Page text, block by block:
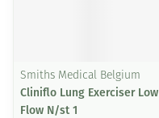
Smiths Medical Belgium
Cliniflo Lung Exerciser Low
Flow N/st 1